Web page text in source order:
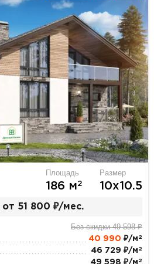
Площадь
186 м2
Размер
10х10.5
от 51 800 ₽/мес.
Без скидки 49 598 ₽
40 990 ₽/м 2
46 729 ₽/м 2
49 598 ₽/м 2